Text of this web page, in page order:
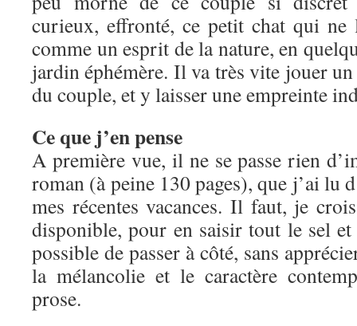
curieux, effronté, ce petit chat qui ne
comme un esprit de la nature, en
jardin éphémère. Il va très vite jouer
du couple, et y laisser une empreinte
Ce que j’en pense
A première vue, il ne se passe rien
roman (à peine 130 pages), que j’ai lu
mes récentes vacances. Il faut, je
disponible, pour en saisir tout le sel
possible de passer à côté, sans
la mélancolie et le caractère
prose.